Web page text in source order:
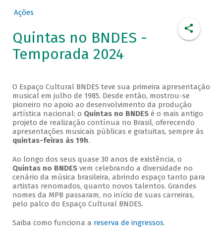
Ações
Quintas no BNDES -
Temporada 2024
O Espaço Cultural BNDES teve sua primeira apresentação
musical em julho de 1985. Desde então, mostrou-se
pioneiro no apoio ao desenvolvimento da produção
artística nacional: o Quintas no BNDESé o mais antigo
projeto de realização contínua no Brasil, oferecendo
apresentações musicais públicas e gratuitas, sempre às
quintas-feiras às 19h.
Ao longo dos seus quase 30 anos de existência, o
Quintas no BNDESvem celebrando a diversidade no
cenário da música brasileira, abrindo espaço tanto para
artistas renomados, quanto novos talentos. Grandes
nomes da MPB passaram, no início de suas carreiras,
pelo palco do Espaço Cultural BNDES.
Saiba como funciona a reserva de ingressos.